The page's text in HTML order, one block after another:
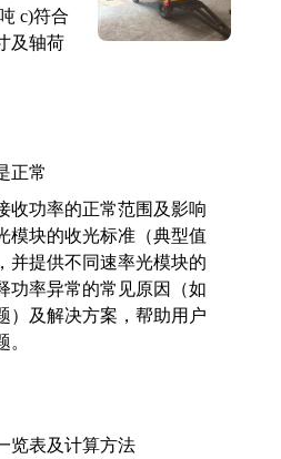
c)符合
及轴荷
正常
收功率的正常范围及影响
模块的收光标准（典型值
并提供不同速率光模块的
功率异常的常见原因（如
）及解决方案，帮助用户
览表及计算方法